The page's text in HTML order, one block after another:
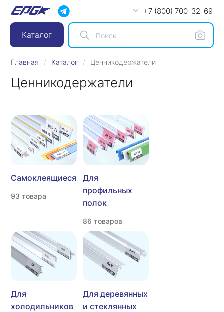
+7 (800) 700-32-69
Каталог
Главная Каталог Ценникодержатели
Ценникодержатели
Самоклеящиеся
93 товара
Для
профильных
полок
86 товаров
Для
холодильников
Для деревянных
и стеклянных